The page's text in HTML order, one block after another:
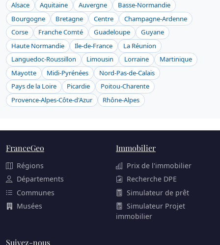
Alsace Aquitaine Auvergne
Basse-Normandie
Bourgogne
Bretagne Centre
Champagne-Ardenne
Corse
Franche Comté Guadeloupe
Guyane
Haute Normandie
Ile-de-France
La Réunion
Languedoc-Roussillon
Limousin Lorraine
Martinique
Mayotte
Midi-Pyrénées
Nord-Pas-de-Calais
Pays de la Loire
Picardie
Poitou-Charente
Provence-Alpes-Côte-d'Azur
Rhône-Alpes
FranceGeo
Régions
Départements
Communes
Musées
Immobilier
Prix de l'immobilier
Recherche DPE
Simulateur de prêt
Simulateur Projet
immobilier
Suivez-nous